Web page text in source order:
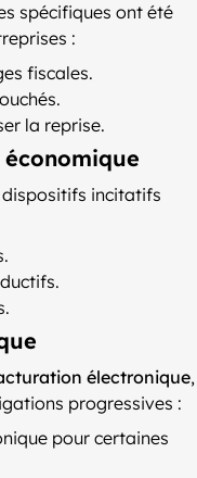
spécifiques ont été
:
fiscales.
la reprise.
dispositifs incitatifs
électronique,
progressives :
pour certaines